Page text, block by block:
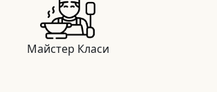
Майстер Класи